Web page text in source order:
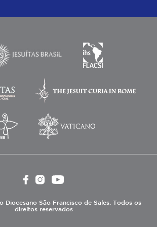
Diocesano São Francisco de Sales. Todos os
direitos reservados